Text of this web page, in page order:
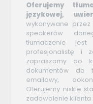
Oferujemy
językowej,
wykonywane
speakerów
tłumaczenie
profesjonalistę i
zapraszamy do
dokumentów do
emailowy,
Oferujemy niskie
zadowolenie klienta